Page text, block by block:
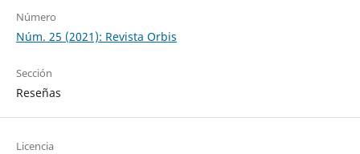
Número
Núm. 25 (2021): Revista Orbis
Sección
Reseñas
Licencia